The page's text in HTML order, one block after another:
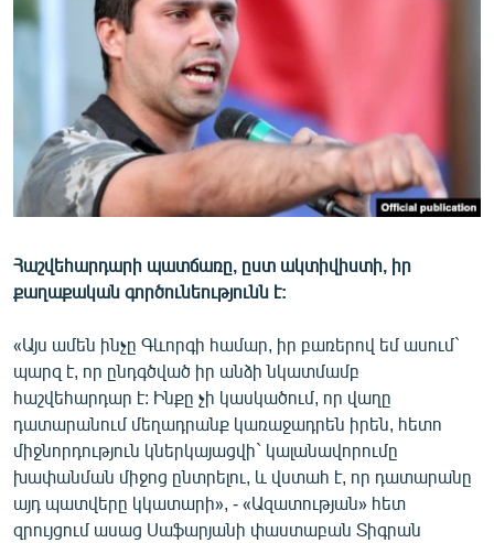
ՏԱՐԱԾԱՇՐՋԱՆ
ՄԻՋԱԶԳԱՅԻՆ
ՄՇԱԿՈՒՅԹ
ՍՊՈՐՏ
ՄԵԿՆԱԲԱՆՈՒԹՅՈՒՆ
ԿՈՐՈՆԱՎԻՐՈՒՍ
ԱՐԽԻՎ
ՏԵՍԱՆՅՈՒԹԵՐ
ԲԱՆԱՎԵՃ
ՁԳՏԵԼՈՎ ԼԱՎԱԳՈՒՅՆԻՆ
ՓՈԴՔԱՍԹ
Հայերեն
Հաշվեհարդարի պատճառը, ըստ ակտիվիստի, իր
քաղաքական գործունեությունն է:
«Այս ամեն ինչը Գևորգի համար, իր բառերով եմ ասում`
պարզ է, որ ընդգծված իր անձի նկատմամբ
հաշվեհարդար է: Ինքը չի կասկածում, որ վաղը
դատարանում մեղադրանք կառաջադրեն իրեն, հետո
միջնորդություն կներկայացվի` կալանավորումը
խափանման միջոց ընտրելու, և վստահ է, որ դատարանը
այդ պատվերը կկատարի», - «Ազատության» հետ
զրույցում ասաց Սաֆարյանի փաստաբան Տիգրան